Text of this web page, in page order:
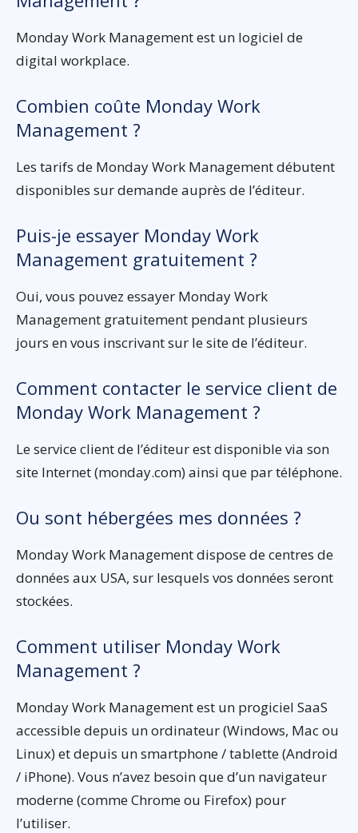
Monday Work Management est un logiciel de
digital workplace.
Combien coûte Monday Work
Management ?
Les tarifs de Monday Work Management débutent
disponibles sur demande auprès de l’éditeur.
Puis-je essayer Monday Work
Management gratuitement ?
Oui, vous pouvez essayer Monday Work
Management gratuitement pendant plusieurs
jours en vous inscrivant sur le site de l’éditeur.
Comment contacter le service client de
Monday Work Management ?
Le service client de l’éditeur est disponible via son
site Internet (monday.com) ainsi que par téléphone.
Ou sont hébergées mes données ?
Monday Work Management dispose de centres de
données aux USA, sur lesquels vos données seront
stockées.
Comment utiliser Monday Work
Management ?
Monday Work Management est un progiciel SaaS
accessible depuis un ordinateur (Windows, Mac ou
Linux) et depuis un smartphone / tablette (Android
/ iPhone). Vous n’avez besoin que d’un navigateur
moderne (comme Chrome ou Firefox) pour
l’utiliser.